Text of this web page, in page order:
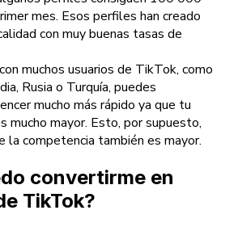
mes. Esos perfiles han creado
con muy buenas tasas de
muchos usuarios de TikTok, como
Rusia o Turquía, puedes
mucho más rápido ya que tu
mucho mayor. Esto, por supuesto,
la competencia también es mayor.
convertirme en
TikTok?